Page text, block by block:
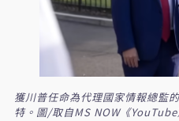
獲川普任命為代理國家情報總監
特。圖/取自MS NOW《